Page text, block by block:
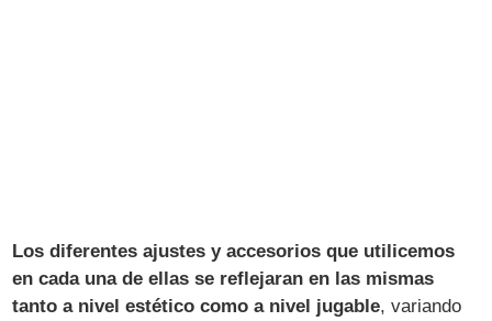
Los diferentes ajustes y accesorios que utilicemos
en cada una de ellas se reflejaran en las mismas
tanto a nivel estético como a nivel jugable, variando